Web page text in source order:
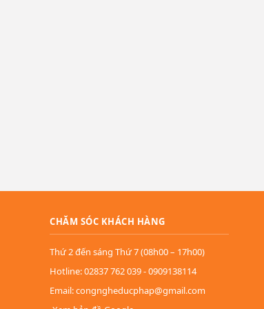
CHĂM SÓC KHÁCH HÀNG
Thứ 2 đến sáng Thứ 7 (08h00 – 17h00)
Hotline: 02837 762 039 - 0909138114
Email: congngheducphap@gmail.com